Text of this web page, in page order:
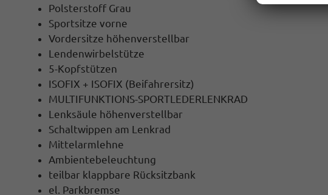
Polsterstoff Grau
Sportsitze vorne
Vordersitze höhenverstellbar
Lendenwirbelstütze
5-Kopfstützen
ISOFIX + ISOFIX (Beifahrersitz)
MULTIFUNKTIONS-SPORTLEDERLENKRAD
Lenksäule höhenverstellbar
Schaltwippen am Lenkrad
Mittelarmlehne
Ambientebeleuchtung
teilbar klappbare Rücksitzbank
el. Parkbremse